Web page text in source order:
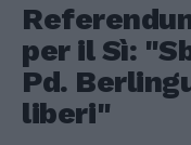
per il Sì:
Pd.
liberi"